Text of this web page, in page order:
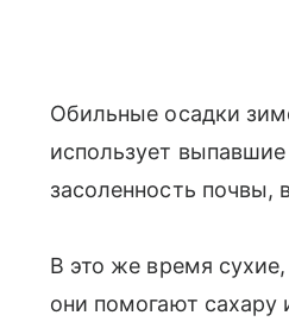
Обильные осадки
использует
засоленность почвы,
В это же время
они помогают сахару